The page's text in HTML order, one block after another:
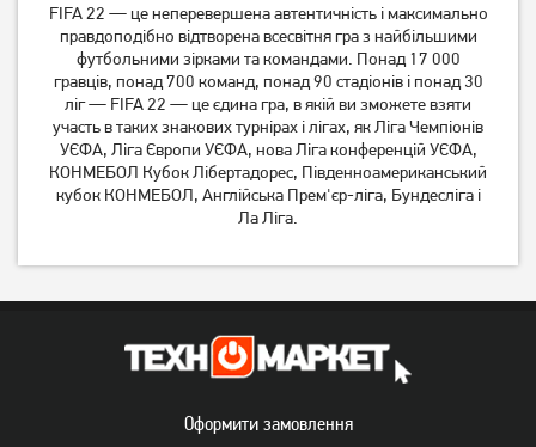
FIFA 22 — це неперевершена автентичність і максимально
правдоподібно відтворена всесвітня гра з найбільшими
футбольними зірками та командами. Понад 17 000
гравців, понад 700 команд, понад 90 стадіонів і понад 30
ліг — FIFA 22 — це єдина гра, в якій ви зможете взяти
участь в таких знакових турнірах і лігах, як Ліга Чемпіонів
УЄФА, Ліга Європи УЄФА, нова Ліга конференцій УЄФА,
КОНМЕБОЛ Кубок Лібертадорес, Південноамериканський
кубок КОНМЕБОЛ, Англійська Прем'єр-ліга, Бундесліга і
Ла Ліга.
Оформити замовлення